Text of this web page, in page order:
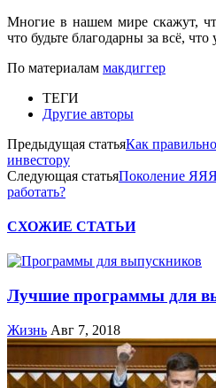
Многие в нашем мире скажут,
что будьте благодарны за всё, что
По материалам макдиггер
ТЕГИ
Другие авторы
Предыдущая статьяКак
инвестору
Следующая статьяПоколение
работать?
СХОЖИЕ СТАТЬИ
Лучшие программы для
Жизнь Авг 7, 2018